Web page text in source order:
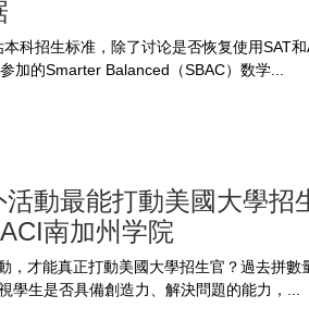
科招生标准，除了讨论是否恢复使用SAT
加的Smarter Balanced（SBAC）数学...
動最能打動美國大學招
南加州学院
，才能真正打動美國大學招生官？過去拼數
學生是否具備創造力、解決問題的能力，...